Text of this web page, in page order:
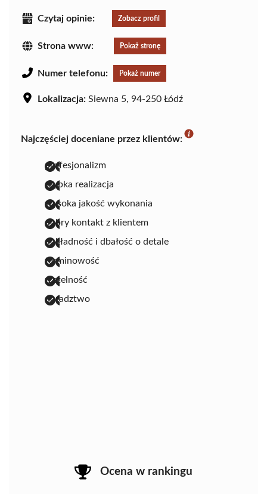
Czytaj opinie: Zobacz profil
Strona www: Pokaż stronę
Numer telefonu: Pokaż numer
Lokalizacja: Siewna 5, 94-250 Łódź
Najczęściej doceniane przez klientów:
profesjonalizm
szybka realizacja
wysoka jakość wykonania
dobry kontakt z klientem
dokładność i dbałość o detale
terminowość
rzetelność
doradztwo
Ocena w rankingu